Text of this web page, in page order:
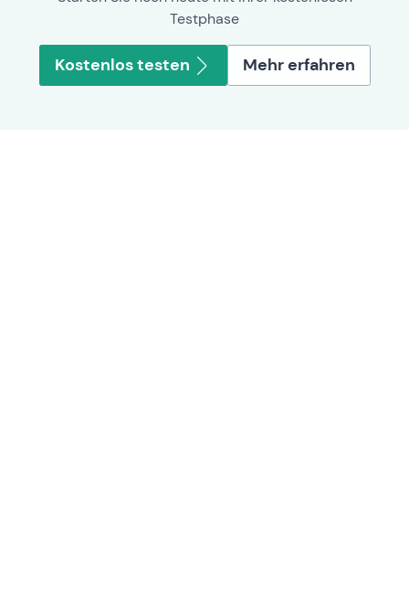
Testphase
Kostenlos testen Mehr erfahren